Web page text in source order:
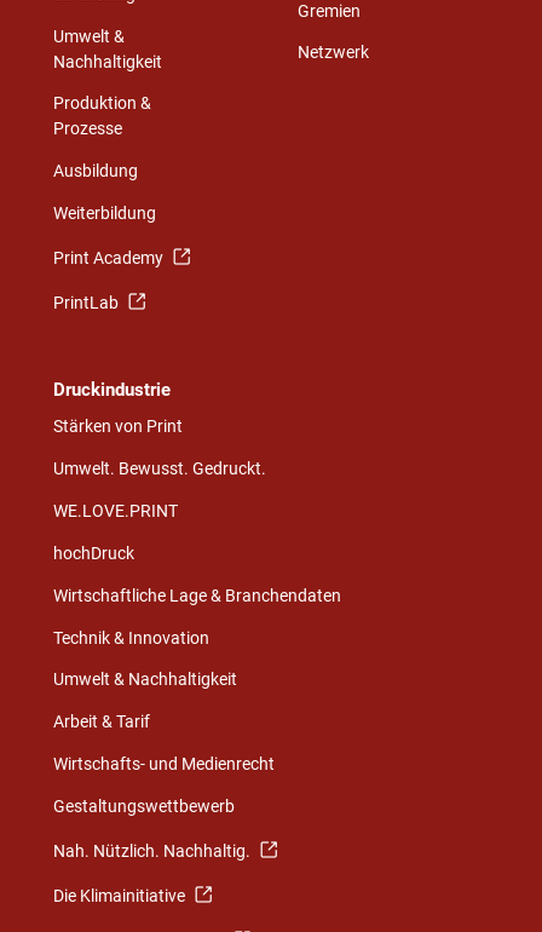
Umwelt &
Nachhaltigkeit
Produktion &
Prozesse
Ausbildung
Weiterbildung
Print Academy
PrintLab
Gremien
Netzwerk
Druckindustrie
Stärken von Print
Umwelt. Bewusst. Gedruckt.
WE.LOVE.PRINT
hochDruck
Wirtschaftliche Lage & Branchendaten
Technik & Innovation
Umwelt & Nachhaltigkeit
Arbeit & Tarif
Wirtschafts- und Medienrecht
Gestaltungswettbewerb
Nah. Nützlich. Nachhaltig.
Die Klimainitiative